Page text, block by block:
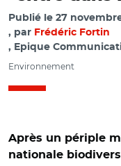
Publié le 27
par Frédéric Fortin
, Epique
Environnement
Après un périple
nationale